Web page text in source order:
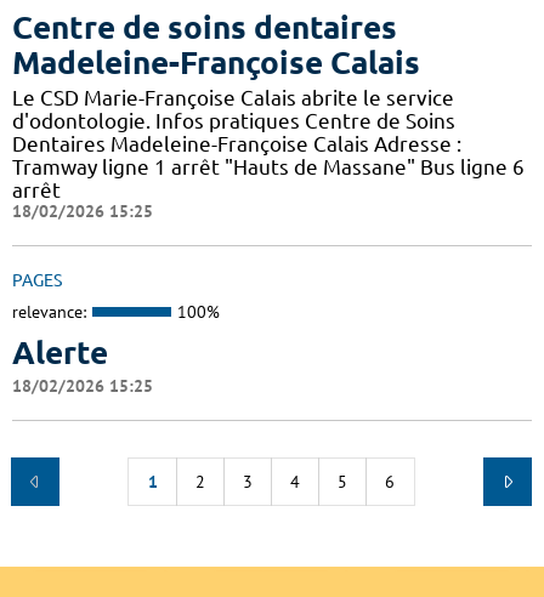
Centre de soins dentaires
Madeleine-Françoise Calais
Le CSD Marie-Françoise Calais abrite le service
d'odontologie. Infos pratiques Centre de Soins
Dentaires Madeleine-Françoise Calais Adresse :
Tramway ligne 1 arrêt "Hauts de Massane" Bus ligne 6
arrêt
18/02/2026 15:25
PAGES
relevance: 100%
Alerte
18/02/2026 15:25
1 2 3 4 5 6